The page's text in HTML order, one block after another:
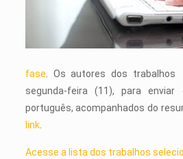
fase . Os autores dos
segunda-feira (11), para
português, acompanhados do
link.
Acesse a lista dos trabalhos